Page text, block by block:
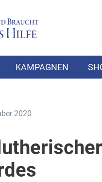
KAMPAGNEN
2020